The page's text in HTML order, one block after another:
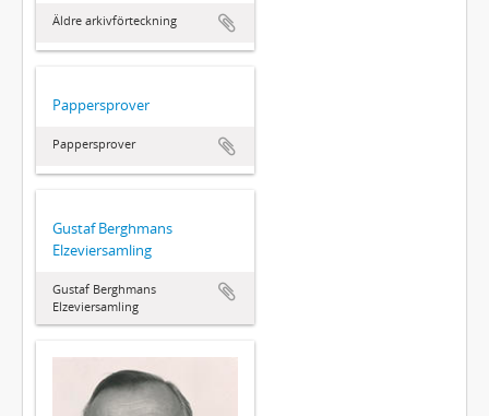
Äldre arkivförteckning
Pappersprover
Pappersprover
Gustaf Berghmans
Elzeviersamling
Gustaf Berghmans
Elzeviersamling